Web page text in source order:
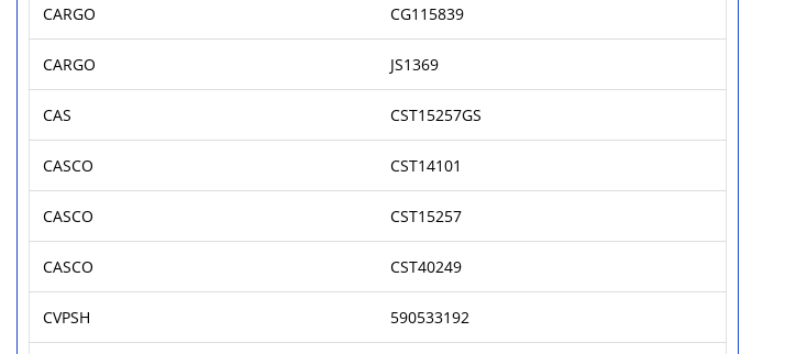
CARGO CG115839
CARGO JS1369
CAS CST15257GS
CASCO CST14101
CASCO CST15257
CASCO CST40249
CVPSH 590533192